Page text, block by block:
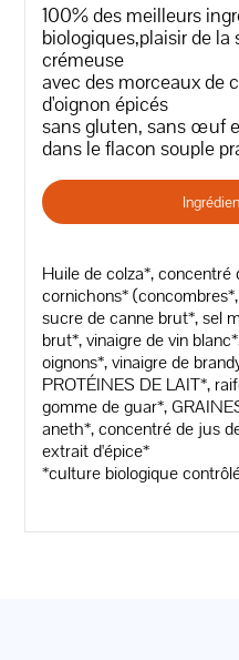
100% des meilleurs
biologiques,plaisir de
crémeuse
avec des morceaux de
d'oignon épicés
sans gluten, sans œuf
dans le flacon souple
Huile de colza*, concentré
cornichons*
sucre de canne brut*, sel
brut*, vinaigre de vin
oignons*, vinaigre de
PROTÉINES DE LAIT*,
gomme de guar*,
aneth*, concentré de jus
extrait d'épice*
*culture biologique